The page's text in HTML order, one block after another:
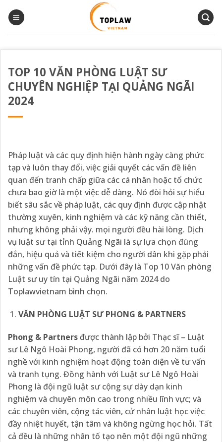
qua
TOP 10 VĂN PHÒNG LUẬT SƯ
CHUYÊN NGHIỆP TẠI QUẢNG NGÃI
2024
Pháp luật và các quy định hiện hành ngày càng phức
tạp và luôn thay đổi, việc giải quyết các vấn đề liên
quan đến tranh chấp giữa các cá nhân hoặc tổ chức
chưa bao giờ là một việc dễ dàng. Nó đòi hỏi sự hiểu
biết sâu sắc về pháp luật, các quy định được cập nhật
thường xuyên, kinh nghiệm và các kỹ năng cần thiết,
nhưng không phải vậy. mọi người đều hài lòng. Dịch
vụ luật sư tại tỉnh Quảng Ngãi là sự lựa chọn đúng
đắn, hiệu quả và tiết kiệm cho người dân khi gặp phải
những vấn đề phức tạp. Dưới đây là Top 10 Văn phòng
Luật sư uy tín tại Quảng Ngãi năm 2024 do
Toplawvietnam bình chọn.
VĂN PHÒNG LUẬT SƯ PHONG & PARTNERS
Phong & Partners được thành lập bởi Thạc sĩ – Luật
sư Lê Ngô Hoài Phong, người đã có hơn 20 năm tuổi
nghề với kinh nghiệm hoạt động toàn diện về tư vấn
và tranh tụng. Đồng hành với Luật sư Lê Ngô Hoài
Phong là đội ngũ luật sư cộng sự dày dạn kinh
nghiệm và chuyên môn cao trong nhiều lĩnh vực; và
các chuyên viên, cộng tác viên, cử nhân luật học việc
đầy nhiệt huyết, tận tâm và không ngừng học hỏi. Tất
cả đều là những nhân tố tạo nên một đội ngũ những